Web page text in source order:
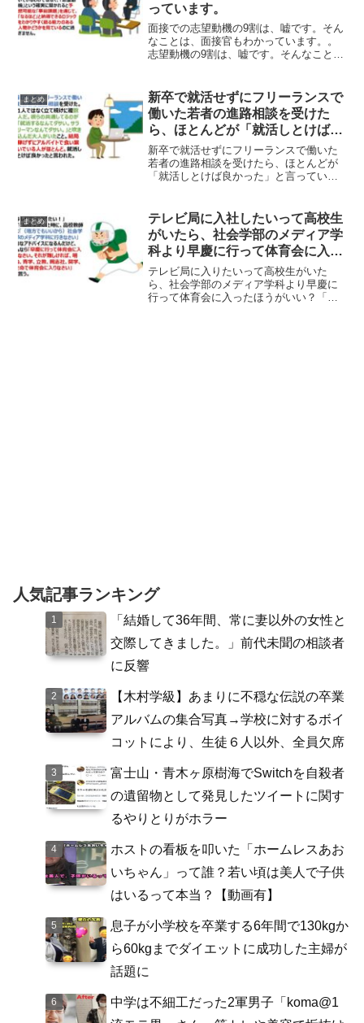
っています。
面接での志望動機の9割は、嘘です。そん
なことは、面接官もわかっています。。
志望動機の9割は、嘘です。そんなこと
なく、「志望動機」という確実に聞かれ
ると予想可能な「事前課...
まとめ
新卒で就活せずにフリーランスで
働いた若者の進路相談を受けた
ら、ほとんどが「就活しとけば良
かった」と言っていた。
新卒で就活せずにフリーランスで働いた
若者の進路相談を受けたら、ほとんどが
「就活しとけば良かった」と言ってい
続けに複数人だ。彼らの共通してるのが
「就活するなんてダサい。...
まとめ
テレビ局に入社したいって高校生
がいたら、社会学部のメディア学
科より早慶に行って体育会に入っ
たほうがいい？
テレビ局に入りたいって高校生がいた
ら、社会学部のメディア学科より早慶に
行って体育会に入ったほうがいい？「テ
人気記事ランキング
「結婚して36年間、常に妻以外の女性と
交際してきました。」前代未聞の相談者
に反響
【木村学級】あまりに不穏な伝説の卒業
アルバムの集合写真→学校に対するボイ
コットにより、生徒６人以外、全員欠席
富士山・青木ヶ原樹海でSwitchを自殺者
の遺留物として発見したツイートに関す
るやりとりがホラー
ホストの看板を叩いた「ホームレスあお
いちゃん」って誰？若い頃は美人で子供
はいるって本当？【動画有】
息子が小学校を卒業する6年間で130kgか
ら60kgまでダイエットに成功した主婦が
話題に
中学は不細工だった2軍男子「koma@1